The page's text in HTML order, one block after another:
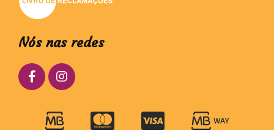
Nós nas redes